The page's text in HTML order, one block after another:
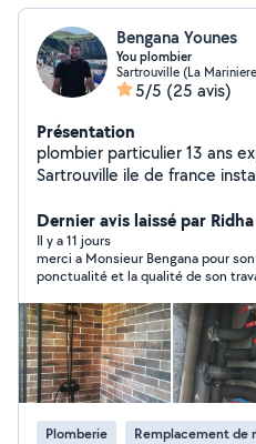
Bengana Younes
You plombier
Sartrouville (La
5/5 (25 avis)
Présentation
plombier particulier 13 ans expérience disponible 7j7j
Sartrouville ile de france installation réparation
-Évier cuisine - baignoire - douche Robinet -mitigeur -
chauffe eau / alimentation machine a laver - cuivre -pvc -
PER - multicouche - évacuation -réparation toute
d'eau Débouchage WC - évier
baignoire - douche
Dernier avis laissé par
Il y a 11 jours
merci a Monsieur Bengana pour
ponctualité et la qualité de son
hésitation !
Plomberie Remplacement de